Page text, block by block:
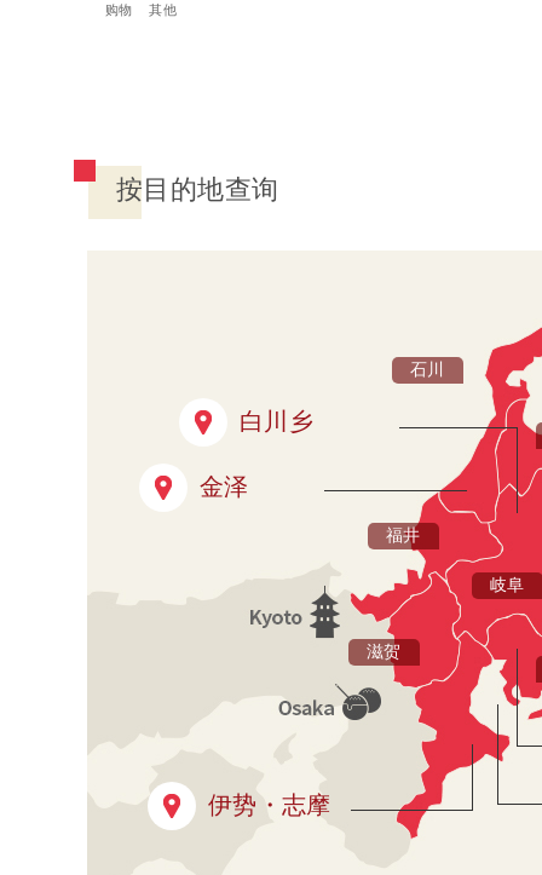
购物
其他
按目的地查询
滋贺
福井
石川
岐阜
白川乡
金泽
伊势・志摩